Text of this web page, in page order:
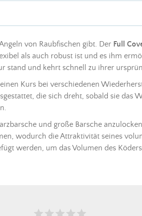
von Raubfischen gibt. Der Full
als auch robust ist und es ihm
stand und kehrt schnell zu ihrer
Kurs bei verschiedenen
die sich dreht, sobald sie das
und große Barsche
wodurch die Attraktivität seines
werden, um das Volumen des Köders